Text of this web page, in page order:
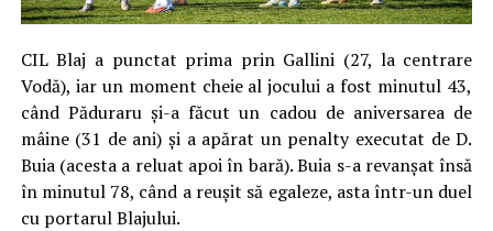
CIL Blaj a punctat prima prin Gallini (27, la centrare
Vodă), iar un moment cheie al jocului a fost minutul 43,
când Păduraru și-a făcut un cadou de aniversarea de
mâine (31 de ani) și a apărat un penalty executat de D.
Buia (acesta a reluat apoi în bară). Buia s-a revanșat însă
în minutul 78, când a reușit să egaleze, asta într-un duel
cu portarul Blajului.